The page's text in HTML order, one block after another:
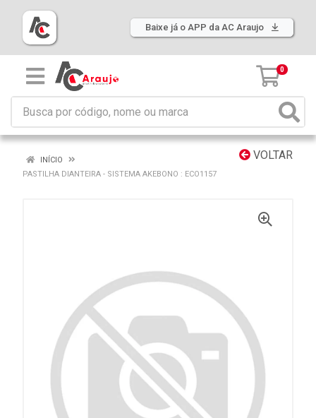
Baixe já o APP da AC Araujo
0
VOLTAR
INÍCIO
PASTILHA DIANTEIRA - SISTEMA AKEBONO : ECO1157